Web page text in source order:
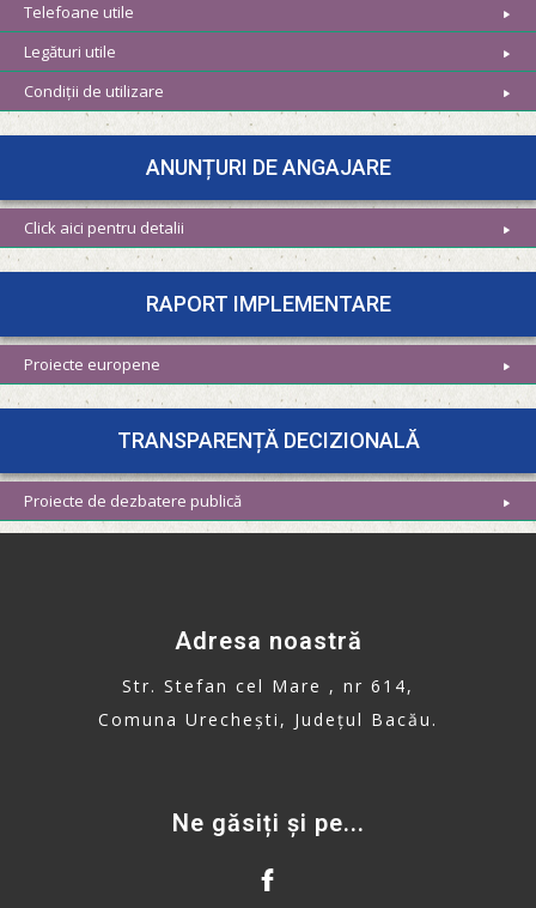
Telefoane utile
Legături utile
Condiții de utilizare
ANUNȚURI DE ANGAJARE
Click aici pentru detalii
RAPORT IMPLEMENTARE
Proiecte europene
TRANSPARENȚĂ DECIZIONALĂ
Proiecte de dezbatere publică
Adresa noastră
Str. Stefan cel Mare , nr 614,
Comuna Urechești, Județul Bacău.
Ne găsiți și pe...